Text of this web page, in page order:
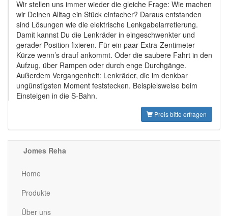
Wir stellen uns immer wieder die gleiche Frage: Wie machen
wir Deinen Alltag ein Stück einfacher? Daraus entstanden
sind Lösungen wie die elektrische Lenkgabelarretierung.
Damit kannst Du die Lenkräder in eingeschwenkter und
gerader Position fixieren. Für ein paar Extra-Zentimeter
Kürze wenn’s drauf ankommt. Oder die saubere Fahrt in den
Aufzug, über Rampen oder durch enge Durchgänge.
Außerdem Vergangenheit: Lenkräder, die im denkbar
ungünstigsten Moment feststecken. Beispielsweise beim
Einsteigen in die S-Bahn.
Preis bitte erfragen
Jomes Reha
Home
Produkte
Über uns